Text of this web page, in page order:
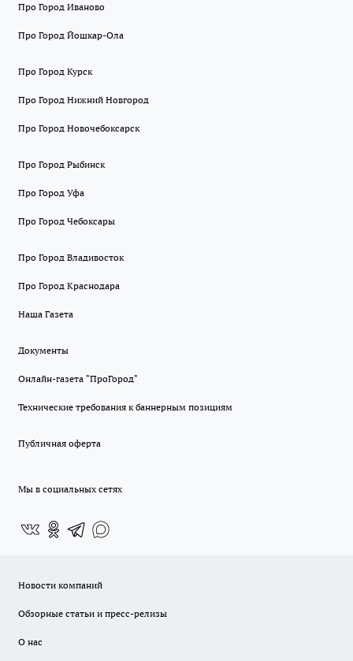
Про Город Иваново
Про Город Йошкар-Ола
Про Город Курск
Про Город Нижний Новгород
Про Город Новочебоксарск
Про Город Рыбинск
Про Город Уфа
Про Город Чебоксары
Про Город Владивосток
Про Город Краснодара
Наша Газета
Документы
Онлайн-газета "ПроГород"
Технические требования к баннерным позициям
Публичная оферта
Мы в социальных сетях
Новости компаний
Обзорные статьи и пресс-релизы
О нас